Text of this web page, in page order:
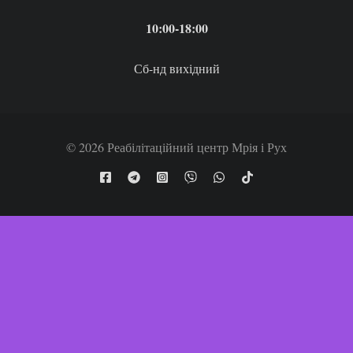
10:00-18:00
Сб-нд вихідний
© 2026 Реабілітаційний центр Мрія і Рух